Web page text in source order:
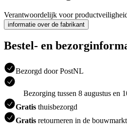
Verantwoordelijk voor
informatie over de fabrikant
Bestel- en
Bezorgd door PostNL
Bezorging tussen 8 augustus en
Gratis thuisbezorgd
Gratis retourneren in de bouwmarkt